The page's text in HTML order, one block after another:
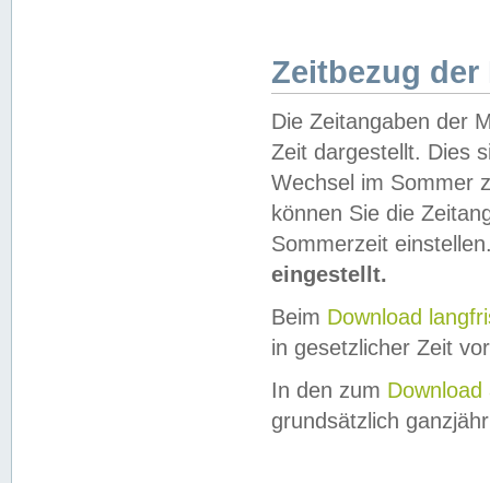
Zeitbezug der
Die Zeitangaben der
Zeit dargestellt. Dies
Wechsel im Sommer
können Sie die
Sommerzeit
eingestellt.
Beim Download
in gesetzlicher Zeit
In den zum Download
grundsätzlich